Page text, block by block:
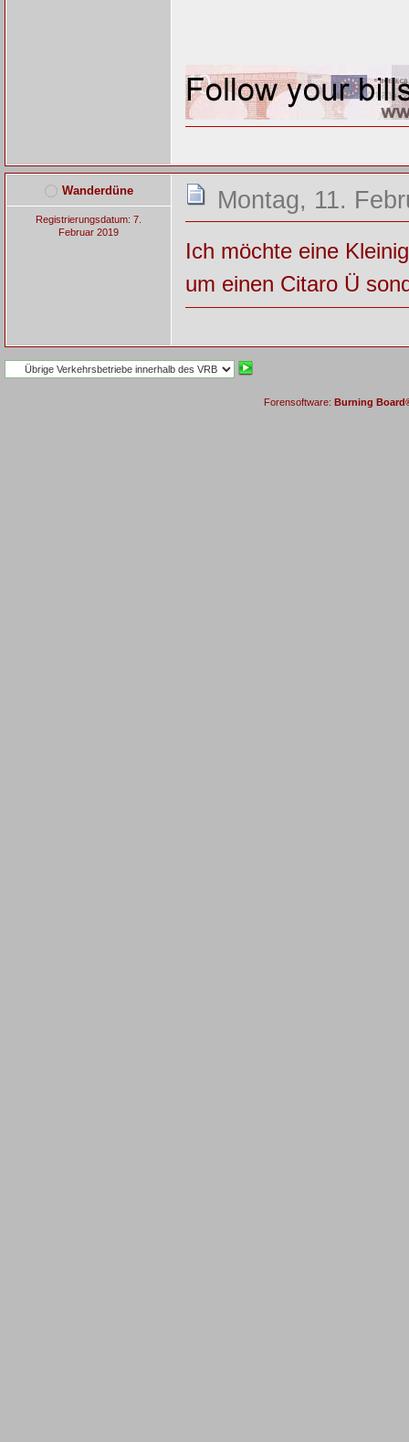
Wanderdüne
Registrierungsdatum: 7.
Februar 2019
Montag, 11.
Ich möchte eine
um einen Citaro Ü
Forensoftware: Burning